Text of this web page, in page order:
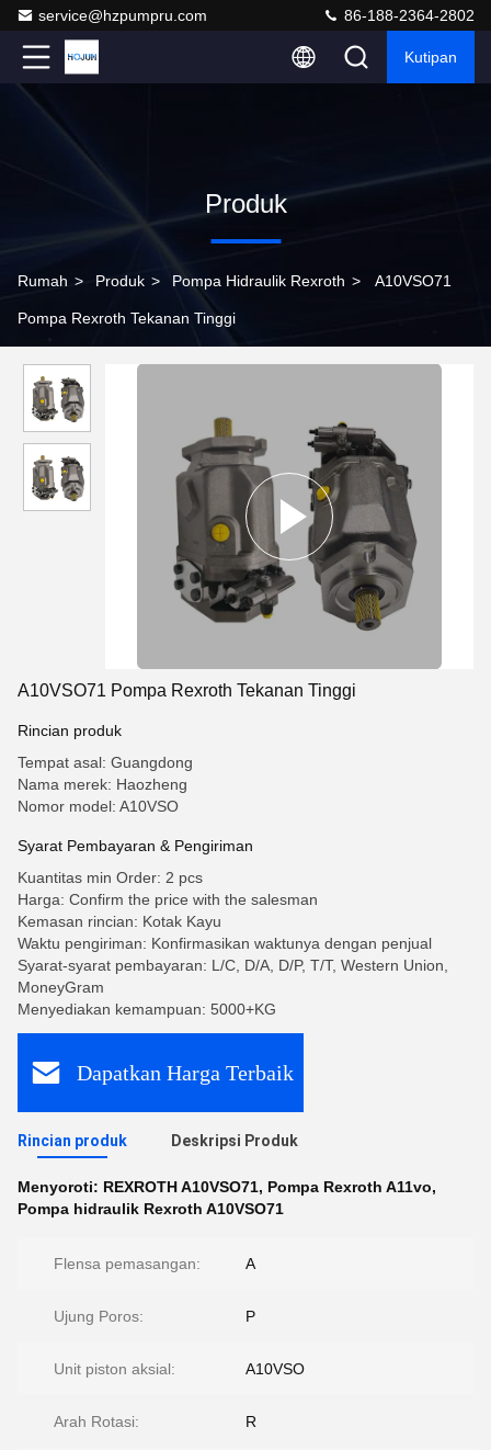
service@hzpumpru.com 86-188-2364-2802
Kutipan
Produk
Rumah > Produk > Pompa Hidraulik Rexroth > A10VSO71
Pompa Rexroth Tekanan Tinggi
A10VSO71 Pompa Rexroth Tekanan Tinggi
Rincian produk
Tempat asal: Guangdong
Nama merek: Haozheng
Nomor model: A10VSO
Syarat Pembayaran & Pengiriman
Kuantitas min Order: 2 pcs
Harga: Confirm the price with the salesman
Kemasan rincian: Kotak Kayu
Waktu pengiriman: Konfirmasikan waktunya dengan penjual
Syarat-syarat pembayaran: L/C, D/A, D/P, T/T, Western Union,
MoneyGram
Menyediakan kemampuan: 5000+KG
Dapatkan Harga Terbaik
Rincian produk Deskripsi Produk
Menyoroti: REXROTH A10VSO71, Pompa Rexroth A11vo,
Pompa hidraulik Rexroth A10VSO71
Flensa pemasangan: A
Ujung Poros: P
Unit piston aksial: A10VSO
Arah Rotasi: R